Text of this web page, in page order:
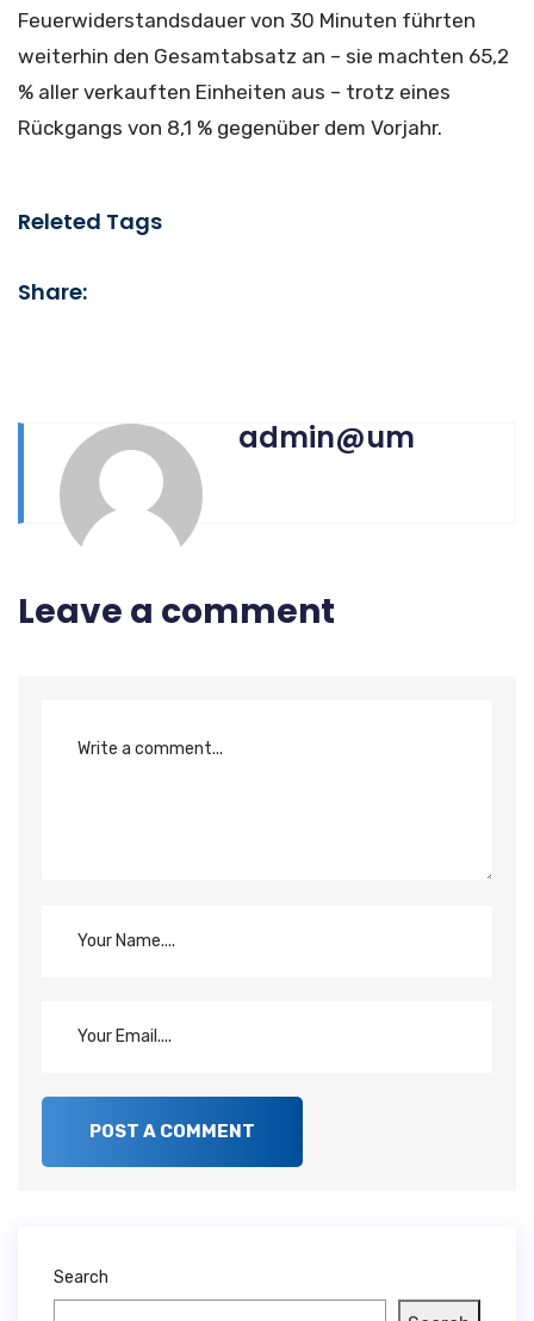
Feuerwiderstandsdauer von 30 Minuten führten
weiterhin den Gesamtabsatz an – sie machten 65,2
% aller verkauften Einheiten aus – trotz eines
Rückgangs von 8,1 % gegenüber dem Vorjahr.
Releted Tags
Share:
admin@um
Leave a comment
Search